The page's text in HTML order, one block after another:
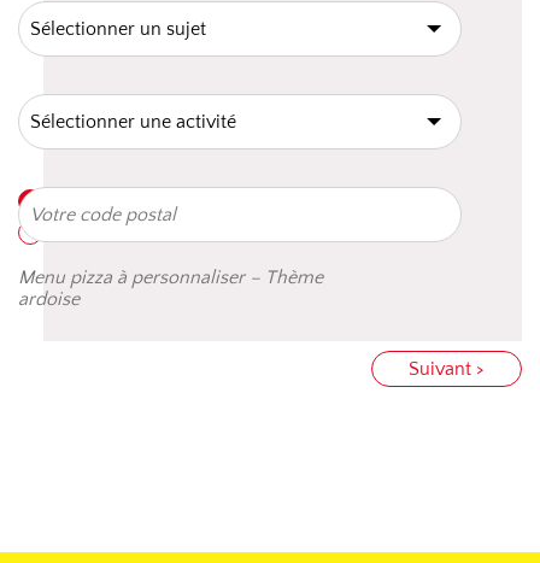
Menu pizza à personnaliser – Thème
ardoise
Suivant >